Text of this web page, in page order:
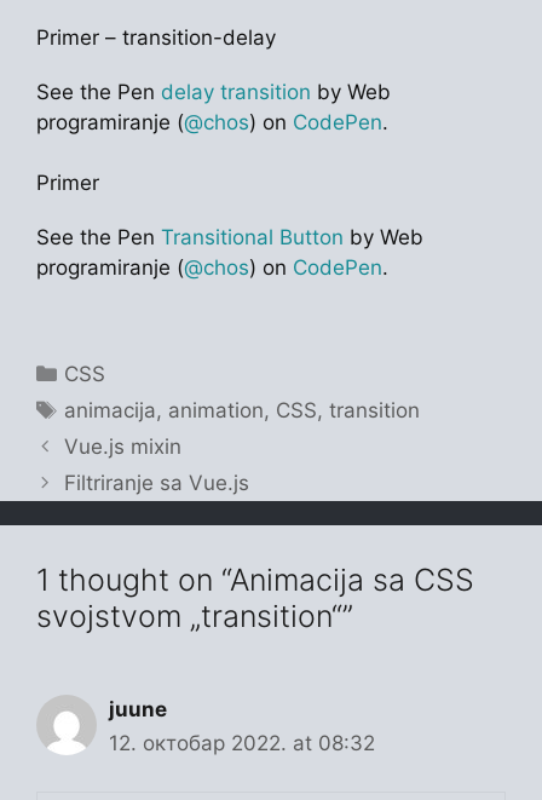
Primer – transition-delay
See the Pen delay transition by Web
programiranje (@chos) on CodePen.
Primer
See the Pen Transitional Button by Web
programiranje (@chos) on CodePen.
Categories
CSS
Tags
animacija, animation, CSS,transition
Vue.js mixin
Filtriranje sa Vue.js
1 thought on “Animacija sa CSS
svojstvom „transition“”
juune
12. октобар 2022. at 08:32